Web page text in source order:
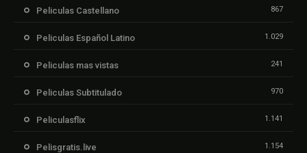
Peliculas Castellano 867
Peliculas Español Latino 1.029
Peliculas mas vistas 241
Peliculas Subtitulado 970
Peliculasflix 1.141
Pelisgratis.live 1.154